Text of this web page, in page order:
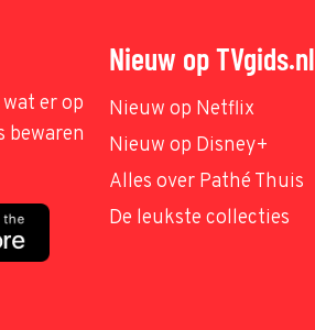
er op
bewaren
Nieuw op TVgids.nl
Nieuw op Netflix
Nieuw op Disney+
Alles over Pathé Thuis
De leukste collecties